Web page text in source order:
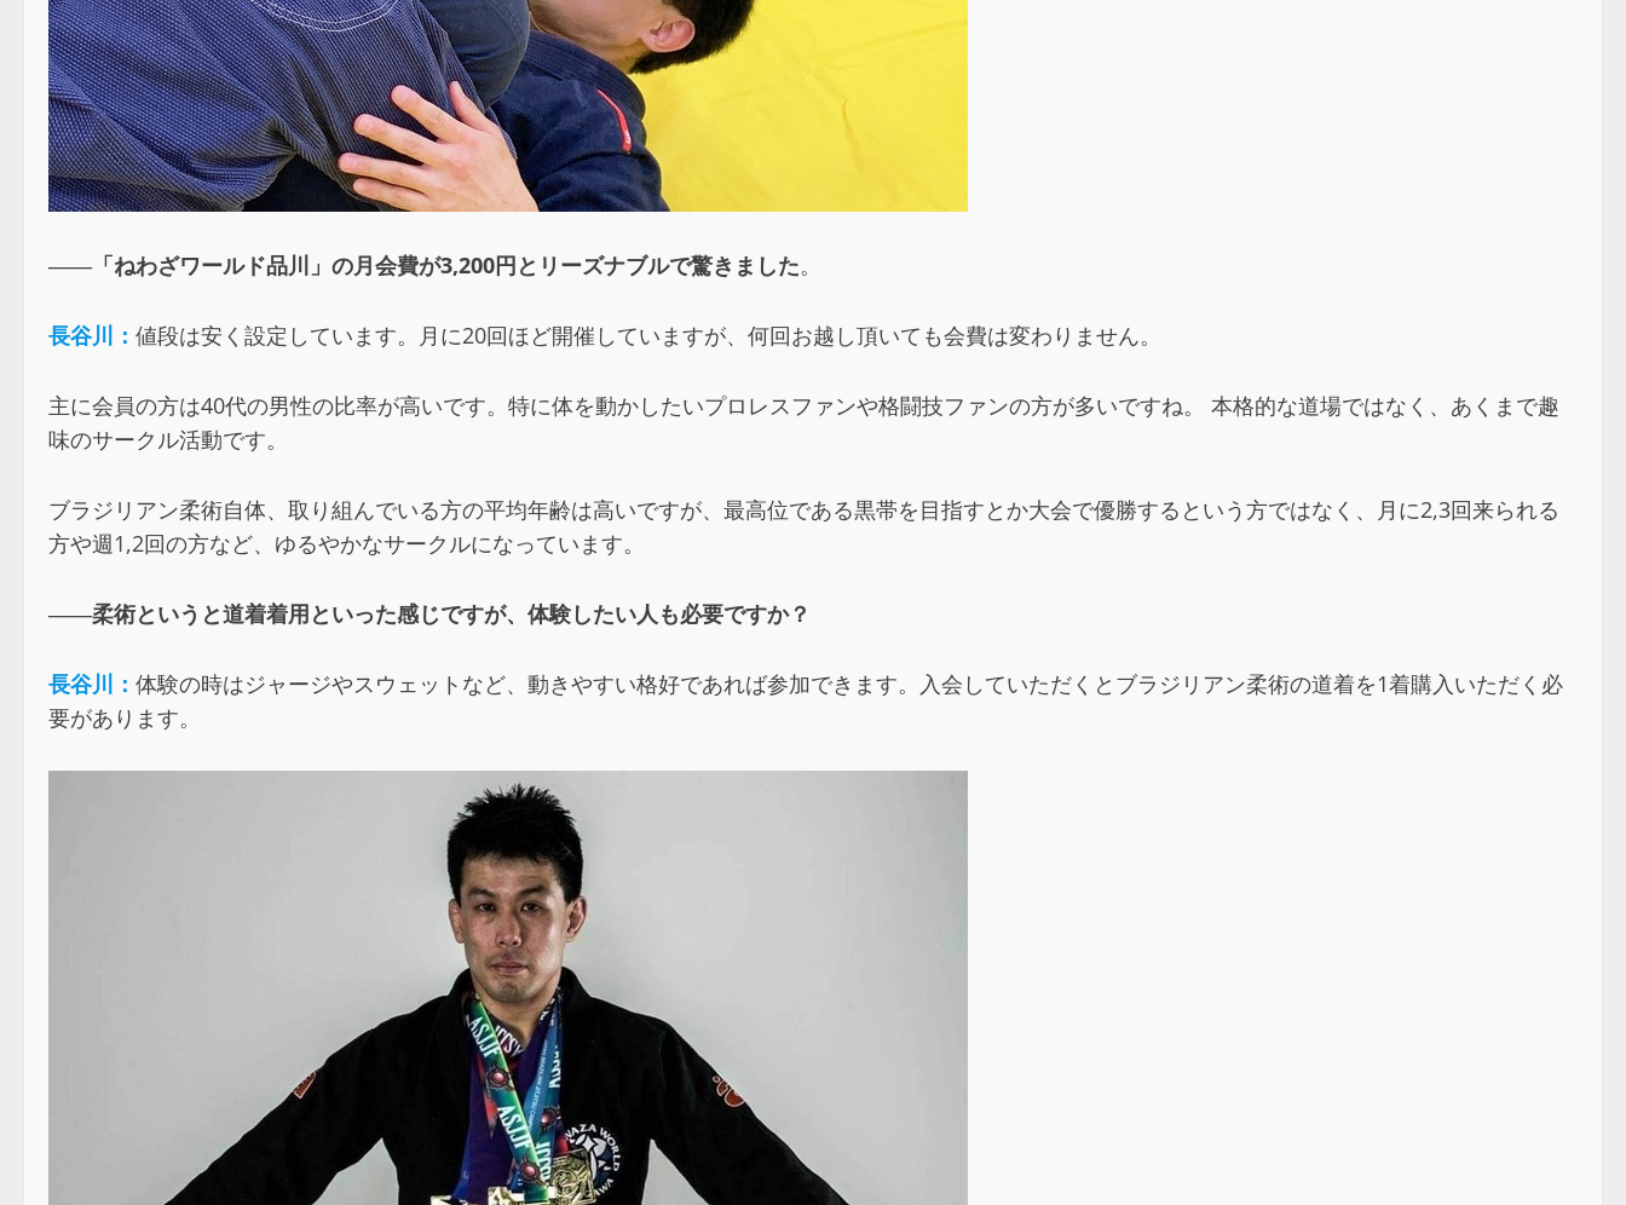
――「ねわざワールド品川」の月会費が3,200円とリーズナブルで驚きました。
長谷川： 値段は安く設定しています。月に20回ほど開催していますが、何回お越し頂いても会費は変わりません。
主に会員の方は40代の男性の比率が高いです。特に体を動かしたいプロレスファンや格闘技ファンの方が多いですね。 本格的な道場ではなく、あくまで趣
味のサークル活動です。
ブラジリアン柔術自体、取り組んでいる方の平均年齢は高いですが、最高位である黒帯を目指すとか大会で優勝するという方ではなく、月に2,3回来られる
方や週1,2回の方など、ゆるやかなサークルになっています。
――柔術というと道着着用といった感じですが、体験したい人も必要ですか？
長谷川： 体験の時はジャージやスウェットなど、動きやすい格好であれば参加できます。入会していただくとブラジリアン柔術の道着を1着購入いただく必
要があります。